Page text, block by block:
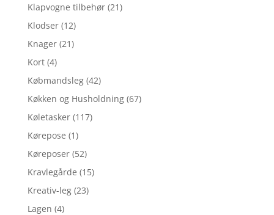
Klapvogne tilbehør (21)
Klodser (12)
Knager (21)
Kort (4)
Købmandsleg (42)
Køkken og Husholdning (67)
Køletasker (117)
Kørepose (1)
Køreposer (52)
Kravlegårde (15)
Kreativ-leg (23)
Lagen (4)